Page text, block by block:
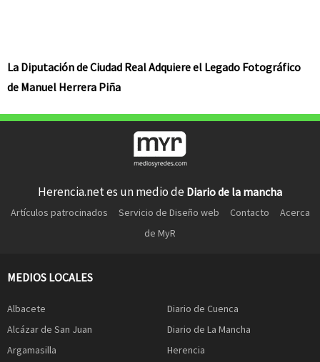
La Diputación de Ciudad Real Adquiere el Legado Fotográfico
de Manuel Herrera Piña
Herencia.net es un medio de Diario de la mancha
Artículos patrocinados Servicio de Diseño web Contacto
Acerca
de MyR
MEDIOS LOCALES
Albacete
Alcázar de San Juan
Argamasilla
Diario de Cuenca
Diario de La Mancha
Herencia